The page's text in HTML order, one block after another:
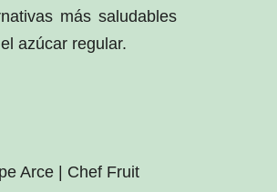
más saludables
azúcar regular.
Arce | Chef Fruit